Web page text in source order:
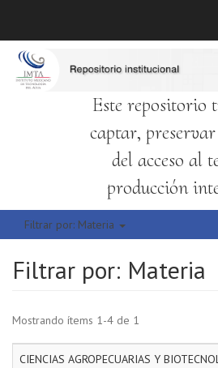
Este repositorio
captar,
del acceso al
producción
Filtrar por: Materia
Filtrar por: Materia
Mostrando ítems 1-4 de 1
CIENCIAS AGROPECUARIAS Y